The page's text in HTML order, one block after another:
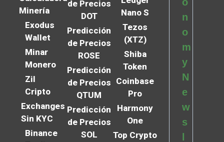
Minería
Exodus
Wallet
Minar
Monero
Zil
Cripto
Exchanges
Sin KYC
Binance
de Precios
DOT
Predicción
de Precios
ROSE
Predicción
de Precios
QTUM
Predicción
de Precios
SOL
Nano S
Tezos
(XTZ)
Shiba
Token
Coinbase
Pro
Harmony
One
Top Crypto
o
n
o
m
y
N
e
w
s